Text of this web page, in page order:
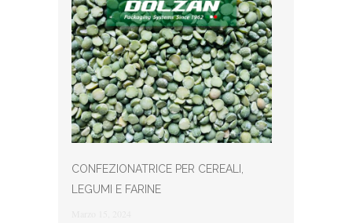
CONFEZIONATRICE PER CEREALI,
LEGUMI E FARINE